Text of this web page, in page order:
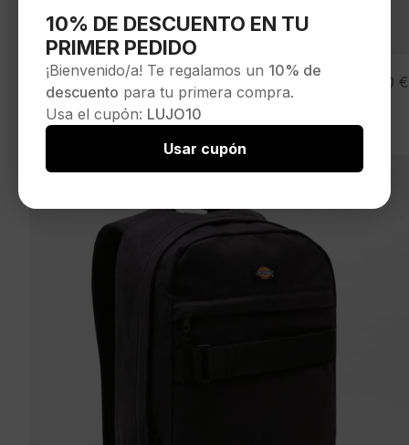
DIKIES Riñonera » BLANCHARD KHAKI » color
kaki
Seleccionar opciones
29,00 €
10% DE DESCUENTO EN TU
PRIMER PEDIDO
¡Bienvenido/a! Te regalamos un 10% de
descuento para tu primera compra.
Usa el cupón: LUJO10
Usar cupón